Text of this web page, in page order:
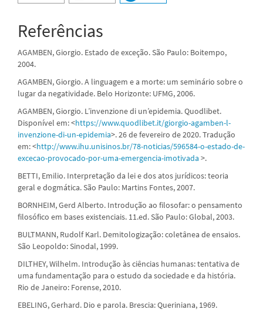
Referências
AGAMBEN, Giorgio. Estado de exceção. São Paulo: Boitempo,
2004.
AGAMBEN, Giorgio. A linguagem e a morte: um seminário sobre o
lugar da negatividade. Belo Horizonte: UFMG, 2006.
AGAMBEN, Giorgio. L’invenzione di un’epidemia. Quodlibet.
Disponível em: <https://www.quodlibet.it/giorgio-agamben-l-
invenzione-di-un-epidemia>. 26 de fevereiro de 2020. Tradução
em: <http://www.ihu.unisinos.br/78-noticias/596584-o-estado-de-
excecao-provocado-por-uma-emergencia-imotivada >.
BETTI, Emilio. Interpretação da lei e dos atos jurídicos: teoria
geral e dogmática. São Paulo: Martins Fontes, 2007.
BORNHEIM, Gerd Alberto. Introdução ao filosofar: o pensamento
filosófico em bases existenciais. 11.ed. São Paulo: Global, 2003.
BULTMANN, Rudolf Karl. Demitologização: coletânea de ensaios.
São Leopoldo: Sinodal, 1999.
DILTHEY, Wilhelm. Introdução às ciências humanas: tentativa de
uma fundamentação para o estudo da sociedade e da história.
Rio de Janeiro: Forense, 2010.
EBELING, Gerhard. Dio e parola. Brescia: Queriniana, 1969.